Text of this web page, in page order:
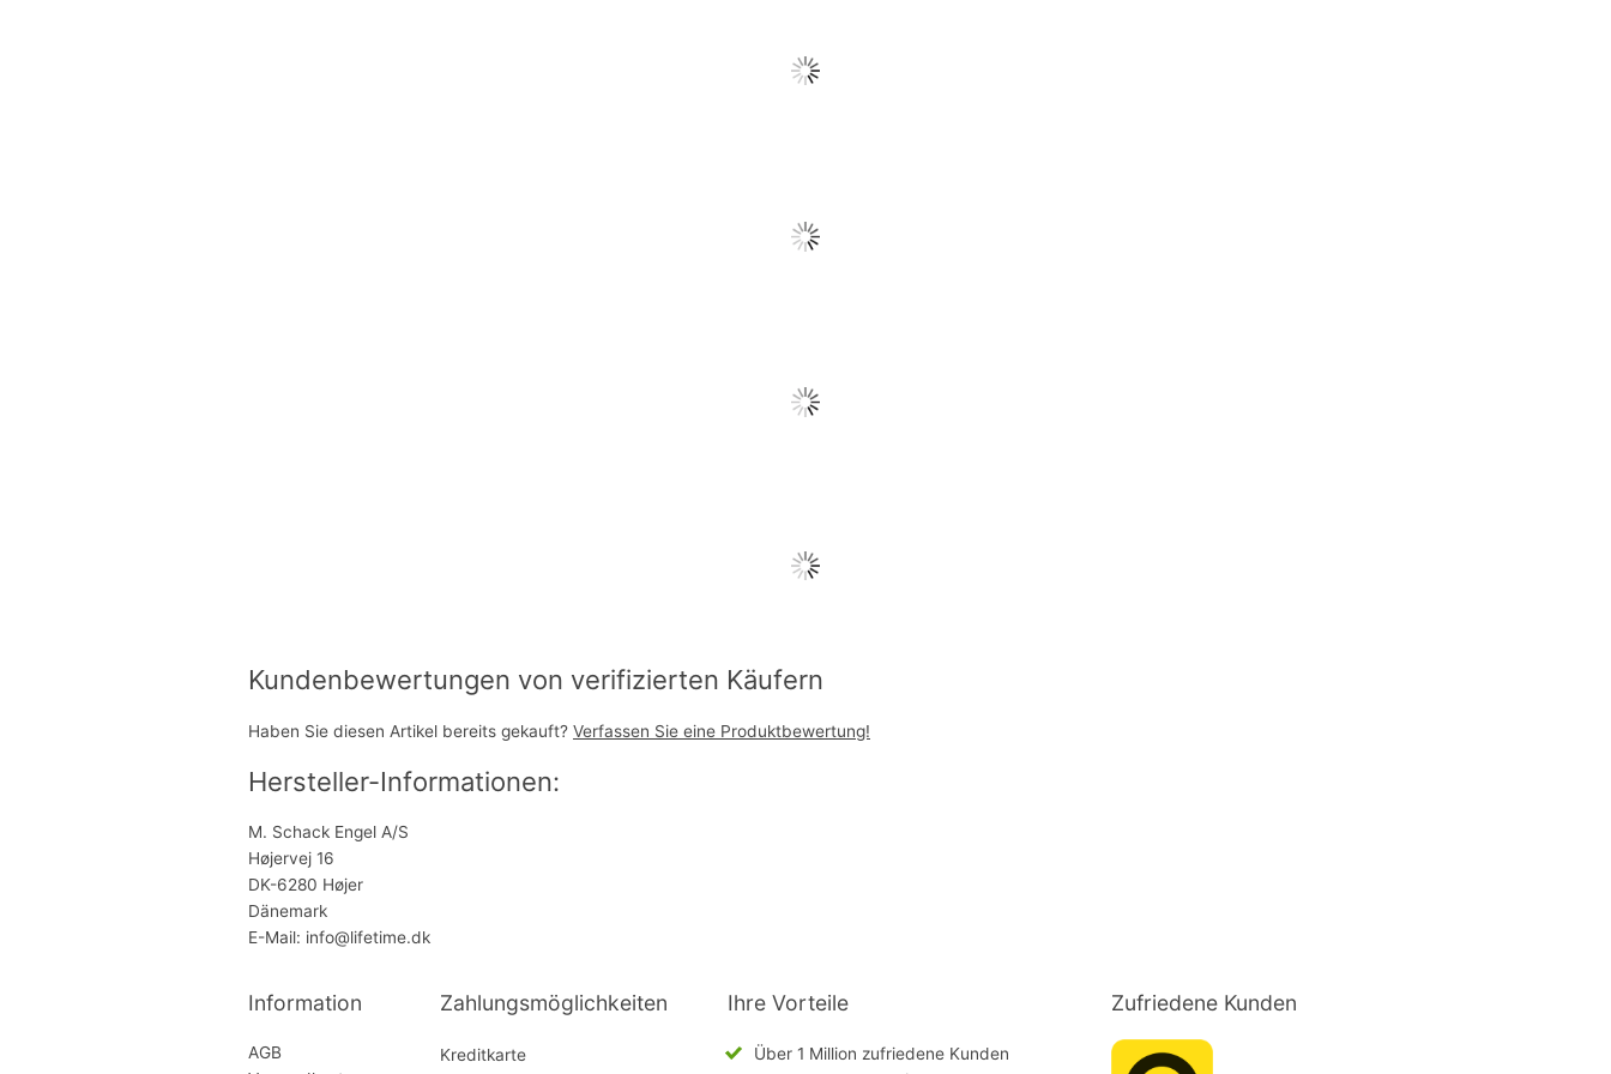
Kundenbewertungen von verifizierten Käufern
Haben Sie diesen Artikel bereits gekauft? Verfassen Sie eine Produktbewertung!
Hersteller-Informationen:
M. Schack Engel A/S
Højervej 16
DK-6280 Højer
Dänemark
E-Mail: info@lifetime.dk
Information
AGB
Zahlungsmöglichkeiten
Kreditkarte
Ihre Vorteile
Über 1 Million zufriedene Kunden
Zufriedene Kunden